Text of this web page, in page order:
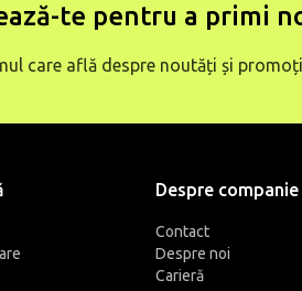
te pentru a primi
care află despre noutăți și
Despre companie
Contact
Despre noi
Carieră